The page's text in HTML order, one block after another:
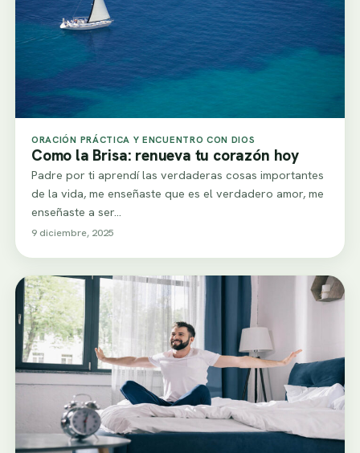
ORACIÓN PRÁCTICA Y ENCUENTRO CON DIOS
Como la Brisa: renueva tu corazón hoy
Padre por ti aprendí las verdaderas cosas importantes
de la vida, me enseñaste que es el verdadero amor, me
enseñaste a ser…
9 diciembre, 2025